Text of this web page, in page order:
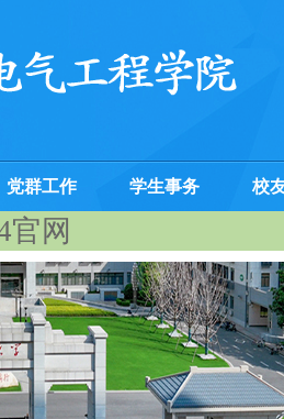
官网
党群工作 学生事务 校